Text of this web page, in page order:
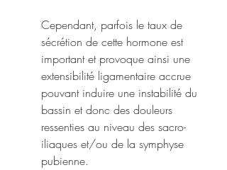
Cependant, parfois le taux de
sécrétion de cette hormone est
important et provoque ainsi une
extensibilité ligamentaire accrue
pouvant induire une instabilité du
bassin et donc des douleurs
ressenties au niveau des sacro-
iliaques et/ou de la symphyse
pubienne.